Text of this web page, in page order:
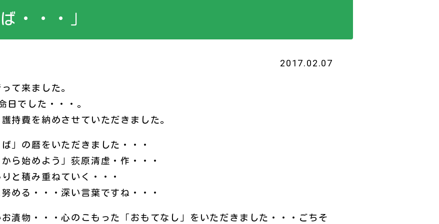
・・・」
2017.02.07
て来ました。
日でした・・・。
持費を納めさせていただきました。
」の暦をいただきました・・・
ら始めよう」荻原清虚・作・・・
と積み重ねていく・・・
める・・・深い言葉ですね・・・
漬物・・・心のこもった「おもてなし」をいただきました・・・ごちそ